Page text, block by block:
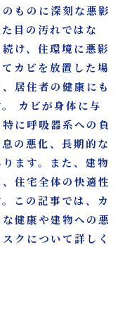
ものに深刻な悪影
目の汚れではな
け、住環境に悪影
カビを放置した場
居住者の健康にも
カビが身体に与
に呼吸器系への負
の悪化、長期的な
ます。また、建物
住宅全体の快適性
この記事では、カ
健康や建物への悪
クについて詳しく